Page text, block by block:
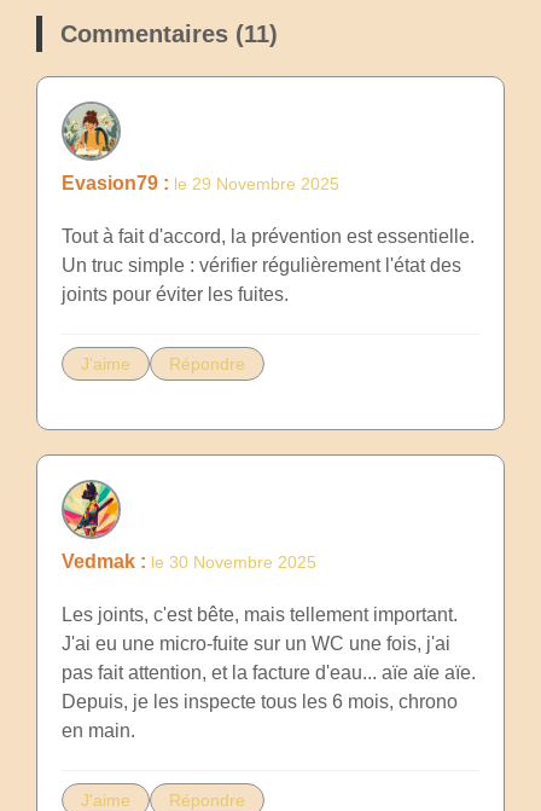
Commentaires (11)
Evasion79 : le 29 Novembre 2025
Tout à fait d'accord, la prévention est essentielle.
Un truc simple : vérifier régulièrement l'état des
joints pour éviter les fuites.
J'aime Répondre
Vedmak : le 30 Novembre 2025
Les joints, c'est bête, mais tellement important.
J'ai eu une micro-fuite sur un WC une fois, j'ai
pas fait attention, et la facture d'eau... aïe aïe aïe.
Depuis, je les inspecte tous les 6 mois, chrono
en main.
J'aime Répondre